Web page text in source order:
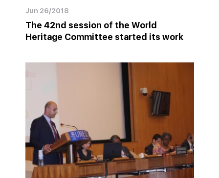
Jun 26/2018
The 42nd session of the World
Heritage Committee started its work